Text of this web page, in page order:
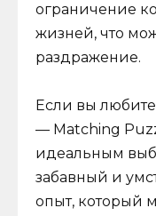
ограничение
жизней, что
раздражение.
Если вы
— Matching
идеальным
забавный и
опыт, который